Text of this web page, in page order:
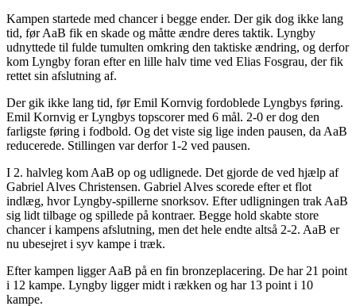
Kampen startede med chancer i begge ender. Der gik dog ikke lang
tid, før AaB fik en skade og måtte ændre deres taktik. Lyngby
udnyttede til fulde tumulten omkring den taktiske ændring, og derfor
kom Lyngby foran efter en lille halv time ved Elias Fosgrau, der fik
rettet sin afslutning af.
Der gik ikke lang tid, før Emil Kornvig fordoblede Lyngbys føring.
Emil Kornvig er Lyngbys topscorer med 6 mål. 2-0 er dog den
farligste føring i fodbold. Og det viste sig lige inden pausen, da AaB
reducerede. Stillingen var derfor 1-2 ved pausen.
I 2. halvleg kom AaB op og udlignede. Det gjorde de ved hjælp af
Gabriel Alves Christensen. Gabriel Alves scorede efter et flot
indlæg, hvor Lyngby-spillerne snorksov. Efter udligningen trak AaB
sig lidt tilbage og spillede på kontraer. Begge hold skabte store
chancer i kampens afslutning, men det hele endte altså 2-2. AaB er
nu ubesejret i syv kampe i træk.
Efter kampen ligger AaB på en fin bronzeplacering. De har 21 point
i 12 kampe. Lyngby ligger midt i rækken og har 13 point i 10
kampe.